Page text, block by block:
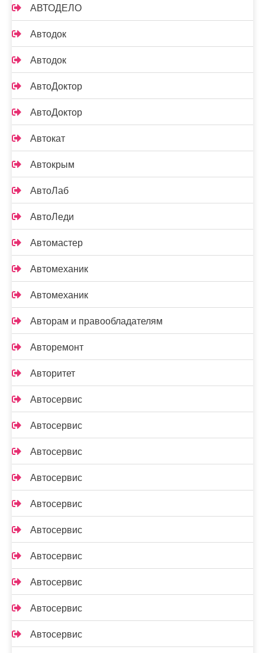
АВТОДЕЛО
Автодок
Автодок
АвтоДоктор
АвтоДоктор
Автокат
Автокрым
АвтоЛаб
АвтоЛеди
Автомастер
Автомеханик
Автомеханик
Авторам и правообладателям
Авторемонт
Авторитет
Автосервис
Автосервис
Автосервис
Автосервис
Автосервис
Автосервис
Автосервис
Автосервис
Автосервис
Автосервис